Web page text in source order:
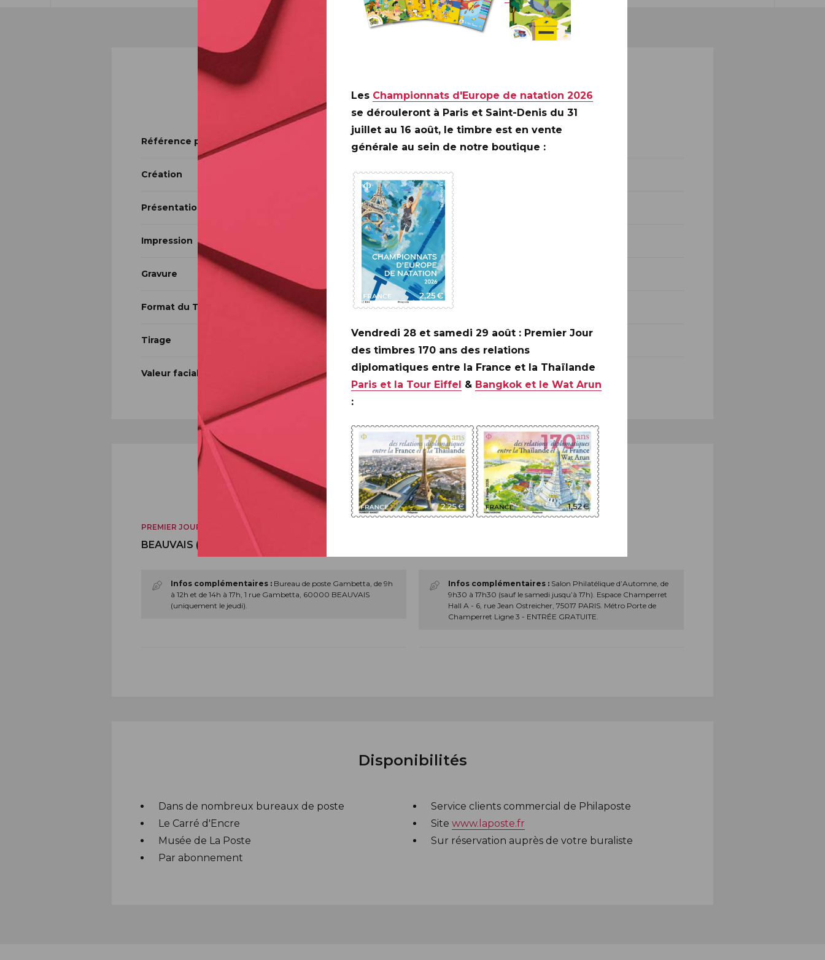
Informations techniques
Référence produit 11 25 007
Création Elsa CATELIN
Présentation 15 timbres à la feuille
Impression Taille-douce
Gravure Elsa CATELIN
Format du Timbre 30 x 40,85 mm
Tirage 594 000 exemplaires
Valeur faciale 1,39 € Lettre Verte
Informations pratiques
PREMIER JOUR
BEAUVAIS (60)
Infos complémentaires : Bureau de poste Gambetta, de 9h
à 12h et de 14h à 17h, 1 rue Gambetta, 60000 BEAUVAIS
(uniquement le jeudi).
Infos complémentaires : Salon Philatélique d’Automne, de
9h30 à 17h30 (sauf le samedi jusqu’à 17h). Espace Champerret
Hall A - 6, rue Jean Ostreicher, 75017 PARIS. Métro Porte de
Champerret Ligne 3 - ENTRÉE GRATUITE.
Disponibilités
Dans de nombreux bureaux de poste
Le Carré d'Encre
Musée de La Poste
Par abonnement
Service clients commercial de Philaposte
Site www.laposte.fr
Sur réservation auprès de votre buraliste
Les Championnats d'Europe de natation 2026
se dérouleront à Paris et Saint-Denis du 31
juillet au 16 août, le timbre est en vente
générale au sein de notre boutique :
Vendredi 28 et samedi 29 août : Premier Jour
des timbres 170 ans des relations
diplomatiques entre la France et la Thaïlande
Paris et la Tour Eiffel & Bangkok et le Wat Arun
: